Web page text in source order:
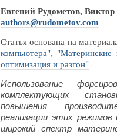
Евгений Рудометов, Виктор
authors@rudometov.com
Статья основана на
компьютера",
оптимизация и разгон"
Использование
комплектующих
повышения
реализации этих
широкий спектр